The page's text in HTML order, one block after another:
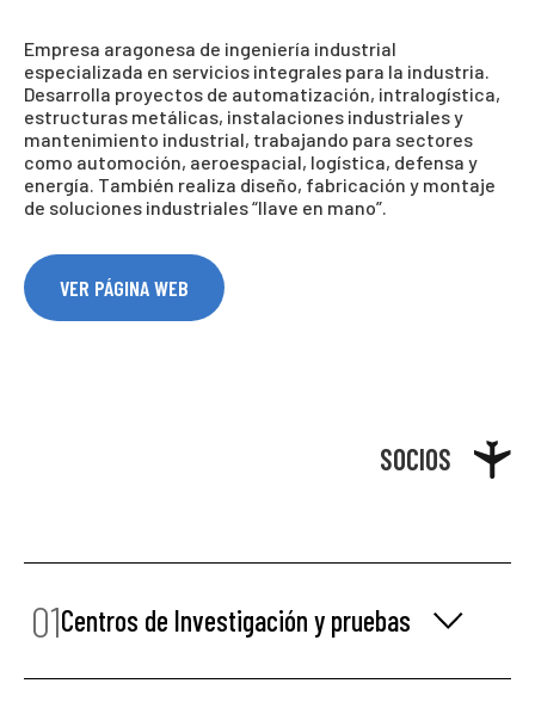
Empresa aragonesa de ingeniería industrial
especializada en servicios integrales para la industria.
Desarrolla proyectos de automatización, intralogística,
estructuras metálicas, instalaciones industriales y
mantenimiento industrial, trabajando para sectores
como automoción, aeroespacial, logística, defensa y
energía. También realiza diseño, fabricación y montaje
de soluciones industriales “llave en mano”.
VER PÁGINA WEB
SOCIOS
01Centros de Investigación y pruebas